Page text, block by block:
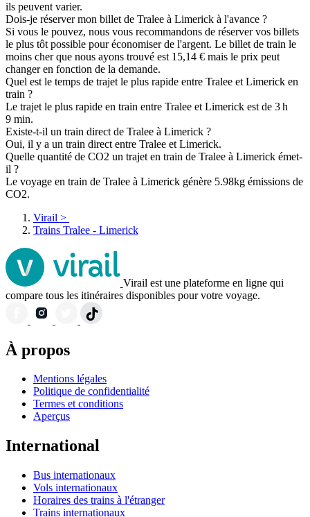
ils peuvent varier.
Dois-je réserver mon billet de Tralee à Limerick à l'avance ?
Si vous le pouvez, nous vous recommandons de réserver vos billets
le plus tôt possible pour économiser de l'argent. Le billet de train le
moins cher que nous ayons trouvé est 15,14 € mais le prix peut
changer en fonction de la demande.
Quel est le temps de trajet le plus rapide entre Tralee et Limerick en
train ?
Le trajet le plus rapide en train entre Tralee et Limerick est de 3 h
9 min.
Existe-t-il un train direct de Tralee à Limerick ?
Oui, il y a un train direct entre Tralee et Limerick.
Quelle quantité de CO2 un trajet en train de Tralee à Limerick émet-
il ?
Le voyage en train de Tralee à Limerick génère 5.98kg émissions de
CO2.
Virail >
Trains Tralee - Limerick
Virail est une plateforme en ligne qui
compare tous les itinéraires disponibles pour votre voyage.
À propos
Mentions légales
Politique de confidentialité
Termes et conditions
Aperçus
International
Bus internationaux
Vols internationaux
Horaires des trains à l'étranger
Trains internationaux